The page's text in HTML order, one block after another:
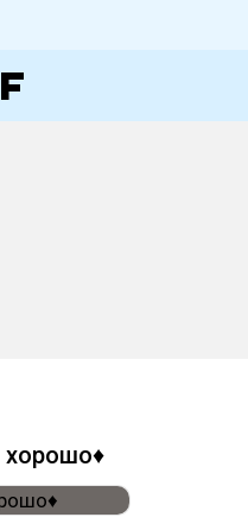
хорошо♦️